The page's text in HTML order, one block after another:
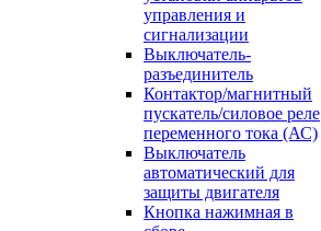
управления и
сигнализации
Выключатель-
разъединитель
Контактор/магнитный
пускатель/силовое реле
переменного тока (АС)
Выключатель
автоматический для
защиты двигателя
Кнопка нажимная в